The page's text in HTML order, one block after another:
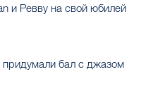
и Ревву на свой юбилей
бал с джазом